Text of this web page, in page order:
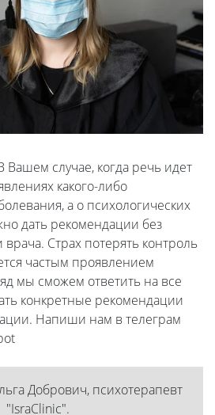
Вашем случае, когда речь идет
какого-либо
а о психологических
дать рекомендации без
Страх потерять контроль
частым проявлением
мы сможем ответить на все
конкретные рекомендации
Напиши нам в телеграм
Добрович, психотерапевт
"IsraClinic".